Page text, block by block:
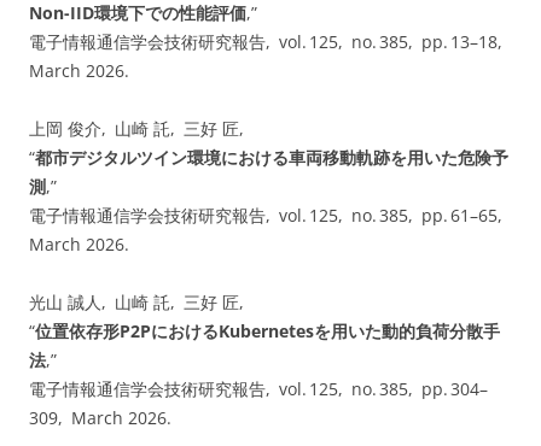
Non-IID環境下での性能評価,”
電子情報通信学会技術研究報告, vol. 125, no. 385, pp. 13–18,
March 2026.
上岡 俊介, 山崎 託, 三好 匠,
“都市デジタルツイン環境における車両移動軌跡を用いた危険予
測,”
電子情報通信学会技術研究報告, vol. 125, no. 385, pp. 61–65,
March 2026.
光山 誠人, 山崎 託, 三好 匠,
“位置依存形P2PにおけるKubernetesを用いた動的負荷分散手
法,”
電子情報通信学会技術研究報告, vol. 125, no. 385, pp. 304–
309, March 2026.